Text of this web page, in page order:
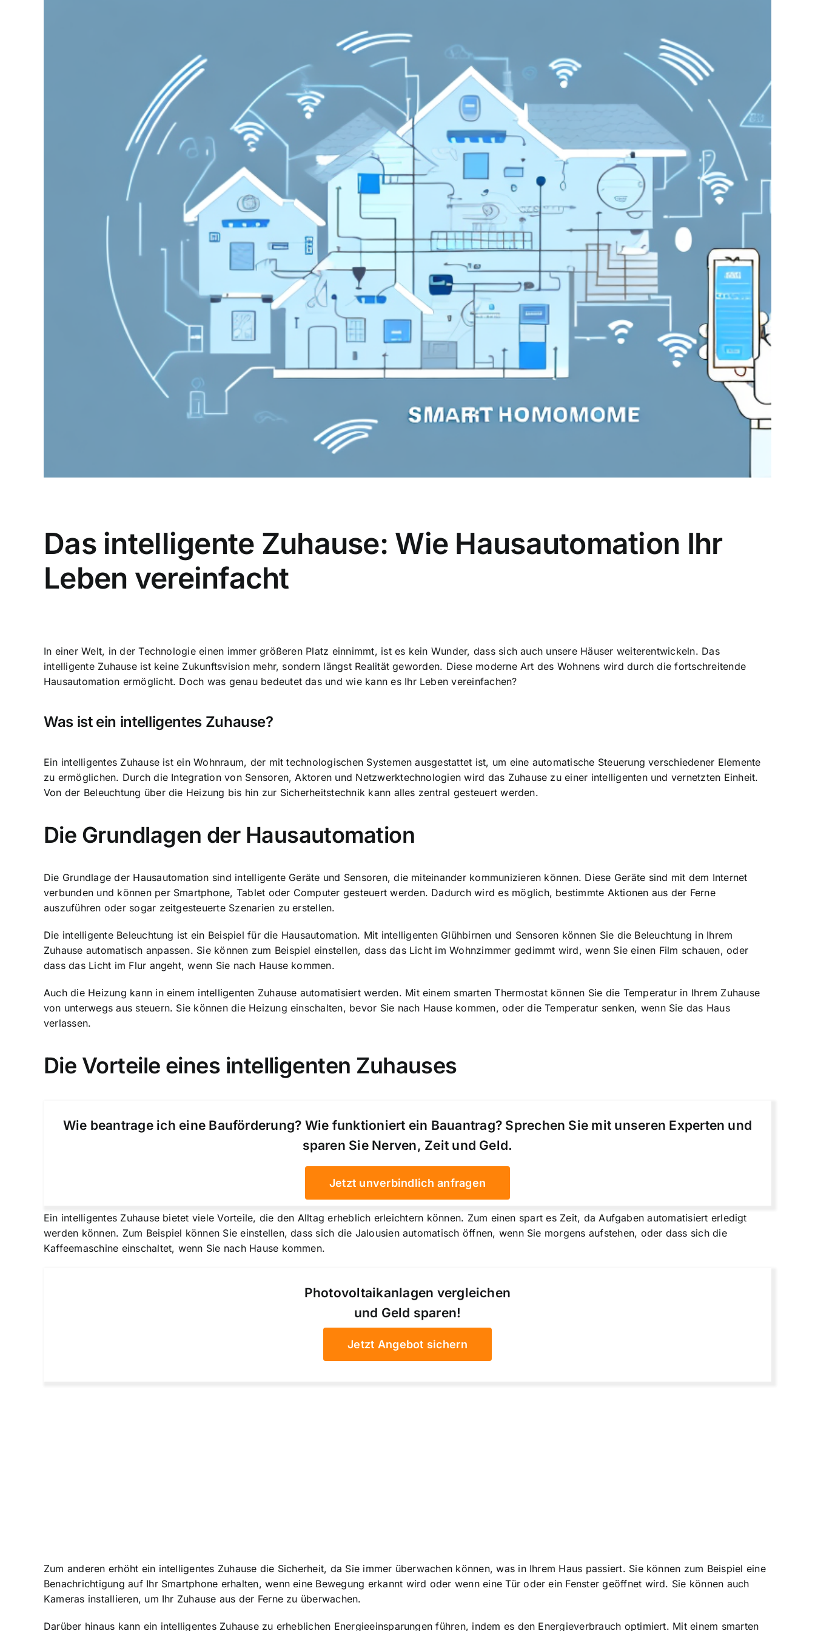
Das intelligente Zuhause: Wie Hausautomation Ihr
Leben vereinfacht
In einer Welt, in derTechnologie einen immer größeren Platz einnimmt, ist es kein Wunder, dass sich auch unsere Häuser weiterentwickeln. Das
intelligente Zuhause ist keine Zukunftsvision mehr, sondern längst Realität geworden. Diese moderne Art des Wohnens wird durch diefortschreitende
Hausautomation ermöglicht. Doch was genau bedeutet das und wie kann es Ihr Leben vereinfachen?
Was ist ein intelligentes Zuhause?
Ein intelligentes Zuhause ist ein Wohnraum, der mit technologischen Systemen ausgestattet ist, um eine automatische Steuerung verschiedener Elemente
zu ermöglichen. Durch die Integration von Sensoren, Aktoren und Netzwerktechnologien wird das Zuhause zu einer intelligenten und vernetzten Einheit.
Von der Beleuchtung über die Heizung bis hin zur Sicherheitstechnik kann alles zentral gesteuert werden.
Die Grundlagen der Hausautomation
Die Grundlage der Hausautomation sind intelligente Geräte und Sensoren, die miteinander kommunizieren können. Diese Geräte sind mit dem Internet
verbunden und können per Smartphone, Tablet oder Computer gesteuert werden. Dadurch wird es möglich, bestimmte Aktionen aus der Ferne
auszuführen oder sogar zeitgesteuerte Szenarien zu erstellen.
Die intelligente Beleuchtung ist ein Beispiel für die Hausautomation. Mit intelligenten Glühbirnen und Sensoren können Sie die Beleuchtung in Ihrem
Zuhause automatisch anpassen. Sie können zum Beispiel einstellen, dass das Licht im Wohnzimmer gedimmt wird, wenn Sie einen Film schauen, oder
dass das Licht im Flur angeht, wenn Sie nach Hause kommen.
Auch die Heizung kann in einem intelligenten Zuhause automatisiert werden. Mit einem smarten Thermostat können Sie die Temperatur in Ihrem Zuhause
von unterwegs aus steuern. Sie können die Heizung einschalten, bevor Sie nach Hause kommen, oder die Temperatur senken, wenn Sie das Haus
verlassen.
Die Vorteile eines intelligenten Zuhauses
Wie beantrage ich eine Bauförderung? Wie funktioniert ein Bauantrag? Sprechen Sie mit unseren Experten und
sparen Sie Nerven, Zeit und Geld.
Jetzt unverbindlich anfragen
Ein intelligentes Zuhause bietet viele Vorteile, die den Alltag erheblich erleichtern können. Zum einen spart es Zeit, da Aufgaben automatisiert erledigt
werden können. Zum Beispiel können Sie einstellen, dass sich die Jalousien automatisch öffnen, wenn Sie morgens aufstehen, oder dass sich die
Kaffeemaschine einschaltet, wenn Sie nach Hause kommen.
Photovoltaikanlagen vergleichen
und Geld sparen!
Jetzt Angebot sichern
Zum anderen erhöht ein intelligentes Zuhause die Sicherheit, da Sie immer überwachen können, was in Ihrem Haus passiert. Sie können zum Beispiel eine
Benachrichtigung auf Ihr Smartphone erhalten, wenn eine Bewegung erkannt wird oder wenn eine Tür oder ein Fenster geöffnet wird. Sie können auch
Kameras installieren, um Ihr Zuhause aus der Ferne zu überwachen.
Darüber hinaus kann ein intelligentes Zuhause zu erheblichen Energieeinsparungen führen, indem es den Energieverbrauch optimiert. Mit einem smarten